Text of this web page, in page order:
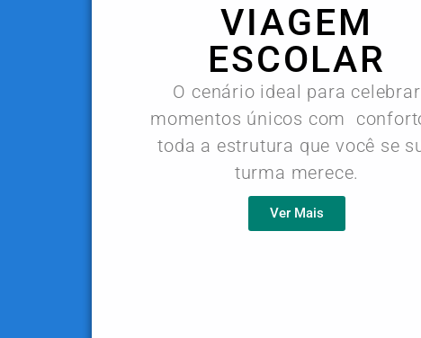
VIAGEM
ESCOLAR
O cenário ideal para celebrar
momentos únicos com
toda a estrutura que você se
turma merece.
Ver Mais